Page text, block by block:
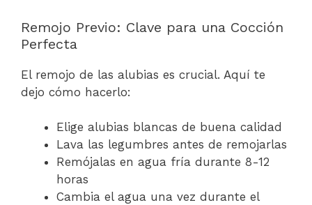
Remojo Previo: Clave para una Cocción
Perfecta
El remojo de las alubias es crucial. Aquí te
dejo cómo hacerlo:
Elige alubias blancas de buena calidad
Lava las legumbres antes de remojarlas
Remójalas en agua fría durante 8-12
horas
Cambia el agua una vez durante el